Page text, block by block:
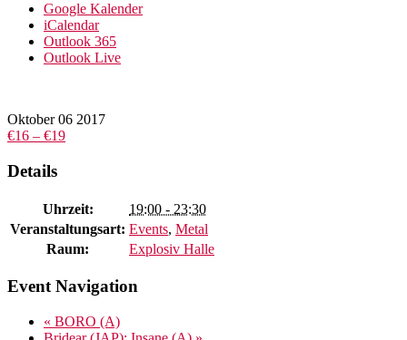
Google Kalender
iCalendar
Outlook 365
Outlook Live
Oktober 06 2017
€16 – €19
Details
Uhrzeit:
19:00 - 23:30
Veranstaltungsart: Events, Metal
Raum:
Explosiv Halle
Event Navigation
« BORO (A)